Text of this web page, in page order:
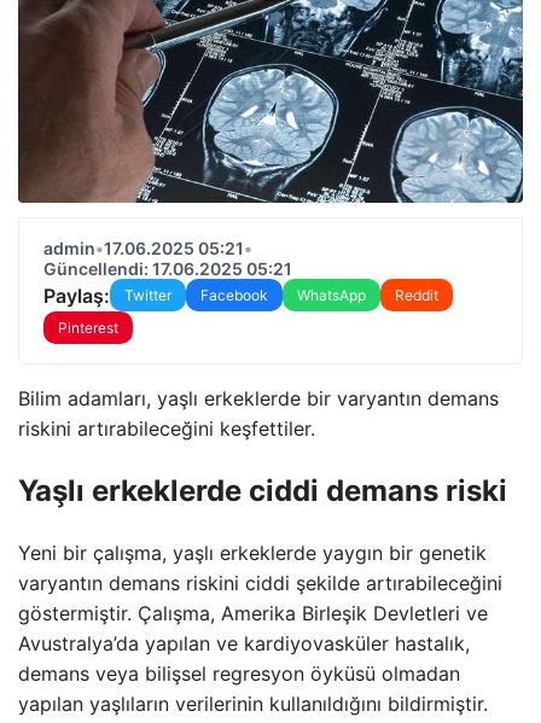
admin•17.06.2025 05:21•
Güncellendi: 17.06.2025 05:21
Paylaş: Twitter Facebook WhatsApp
Reddit
Pinterest
Bilim adamları, yaşlı erkeklerde bir varyantın demans
riskini artırabileceğini keşfettiler.
Yaşlı erkeklerde ciddi demans riski
Yeni bir çalışma, yaşlı erkeklerde yaygın bir genetik
varyantın demans riskini ciddi şekilde artırabileceğini
göstermiştir. Çalışma, Amerika Birleşik Devletleri ve
Avustralya’da yapılan ve kardiyovasküler hastalık,
demans veya bilişsel regresyon öyküsü olmadan
yapılan yaşlıların verilerinin kullanıldığını bildirmiştir.